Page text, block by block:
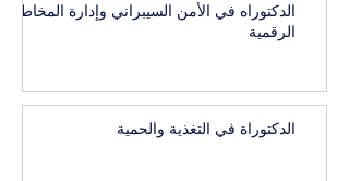
الدكتوراه في الأمن السيبراني وإدارة المخاطر
الرقمية
الدكتوراة في التغذية والحمية